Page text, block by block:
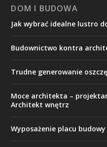
DOM I BUDOWA
Jak wybrać idealne lustro
Budownictwo kontra
Trudne generowanie
Moce architekta –
Architekt wnętrz
Wyposażenie placu budowy